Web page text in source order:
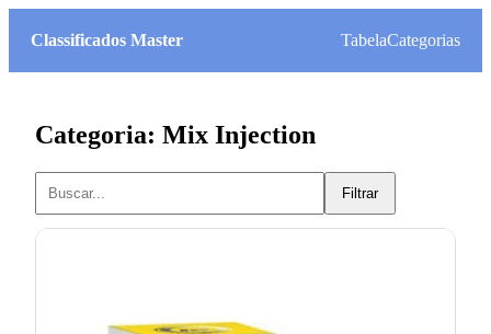
Classificados Master TabelaCategorias
Categoria: Mix Injection
Filtrar